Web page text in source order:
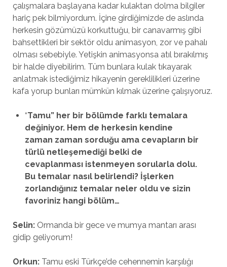
çalışmalara başlayana kadar kulaktan dolma bilgiler
hariç pek bilmiyordum. İçine girdiğimizde de aslında
herkesin gözümüzü korkuttuğu, bir canavarmış gibi
bahsettikleri bir sektör oldu animasyon, zor ve pahalı
olması sebebiyle. Yetişkin animasyonsa atıl bırakılmış
bir halde diyebilirim. Tüm bunlara kulak tıkayarak
anlatmak istediğimiz hikayenin gereklilikleri üzerine
kafa yorup bunları mümkün kılmak üzerine çalışıyoruz.
“Tamu” her bir bölümde farklı temalara
değiniyor. Hem de herkesin kendine
zaman zaman sorduğu ama cevapların bir
türlü netleşemediği belki de
cevaplanması istenmeyen sorularla dolu.
Bu temalar nasıl belirlendi? İşlerken
zorlandığınız temalar neler oldu ve sizin
favoriniz hangi bölüm…
Selin:Ormanda bir gece ve mumya mantarı arası
gidip geliyorum!
Orkun:Tamu eski Türkçe’de cehennemin karşılığı